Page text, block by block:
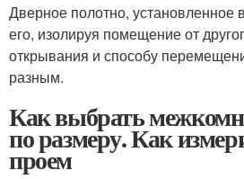
Дверное полотно, установленное
его, изолируя помещение от
открывания и способу
разным.
Как выбрать
по размеру. Как
проем